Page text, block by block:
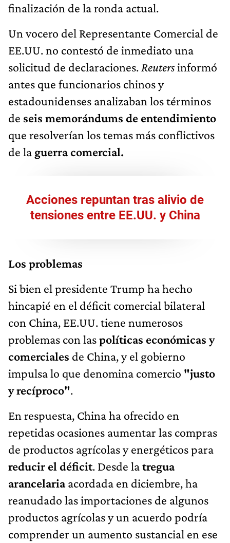
finalización de la ronda actual.
Un vocero del Representante Comercial de
EE.UU. no contestó de inmediato una
solicitud de declaraciones. Reutersinformó
antes que funcionarios chinos y
estadounidenses analizaban los términos
de seis memorándums de entendimiento
que resolverían los temas más conflictivos
de la guerra comercial.
Acciones repuntan tras alivio de
tensiones entre EE.UU. y China
Los problemas
Si bien el presidente Trump ha hecho
hincapié en el déficit comercial bilateral
con China, EE.UU. tiene numerosos
problemas con laspolíticas económicas y
comerciales de China, y el gobierno
impulsa lo que denomina comercio "justo
y recíproco".
En respuesta, China ha ofrecido en
repetidas ocasiones aumentar las compras
de productos agrícolas y energéticos para
reducir el déficit. Desde latregua
arancelariaacordada en diciembre, ha
reanudado las importaciones de algunos
productos agrícolas y un acuerdo podría
comprender un aumento sustancial en ese